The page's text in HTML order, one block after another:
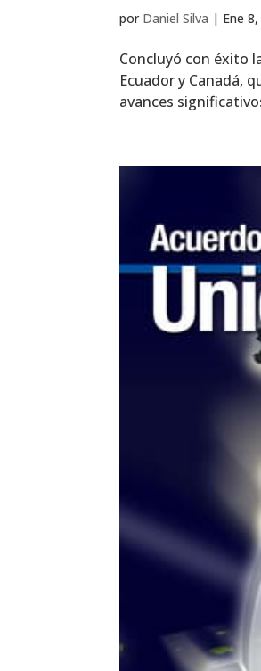
por Daniel Silva | Ene
Concluyó con éxito
Ecuador y Canadá,
avances